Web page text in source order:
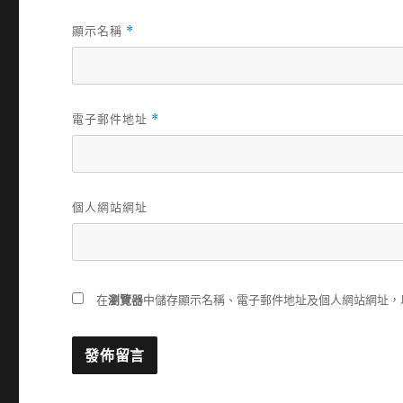
顯示名稱 *
電子郵件地址 *
個人網站網址
在瀏覽器中儲存顯示名稱、電子郵件地址及個人網站網址